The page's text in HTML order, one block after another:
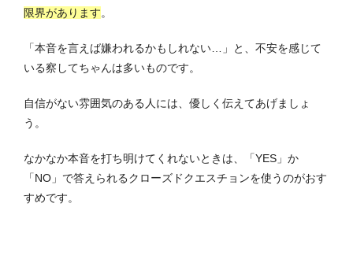
限界があります。
「本音を言えば嫌われるかもしれない…」と、不安を感じて
いる察してちゃんは多いものです。
自信がない雰囲気のある人には、優しく伝えてあげましょ
う。
なかなか本音を打ち明けてくれないときは、「YES」か
「NO」で答えられるクローズドクエスチョンを使うのがおす
すめです。